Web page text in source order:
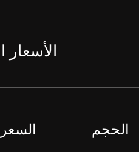
الأسعار
الحجم السعر